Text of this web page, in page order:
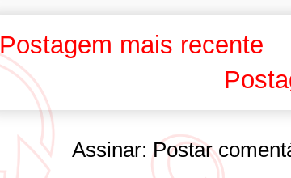
Postagem mais recente
Assinar:Postar